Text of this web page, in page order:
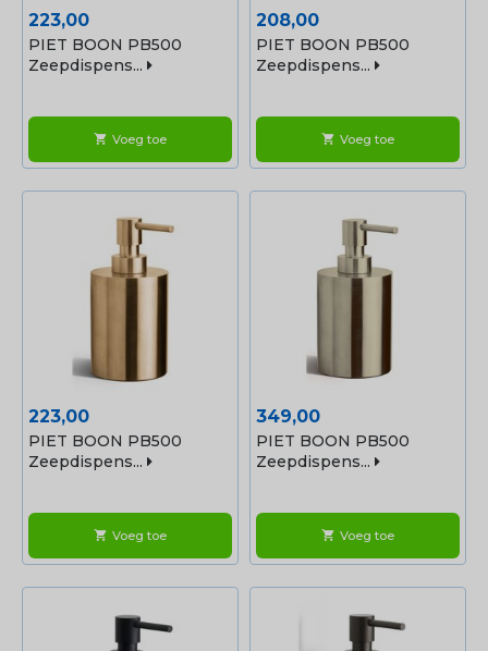
Prijs
223,00
PIET BOON PB500
Zeepdispens...
shopping_cart Voeg toe
Prijs
208,00
PIET BOON PB500
Zeepdispens...
shopping_cart Voeg toe
Prijs
223,00
PIET BOON PB500
Zeepdispens...
shopping_cart Voeg toe
Prijs
349,00
PIET BOON PB500
Zeepdispens...
shopping_cart Voeg toe